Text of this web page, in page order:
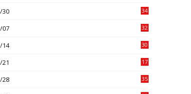
30 34
07 32
14 30
21 17
28 35